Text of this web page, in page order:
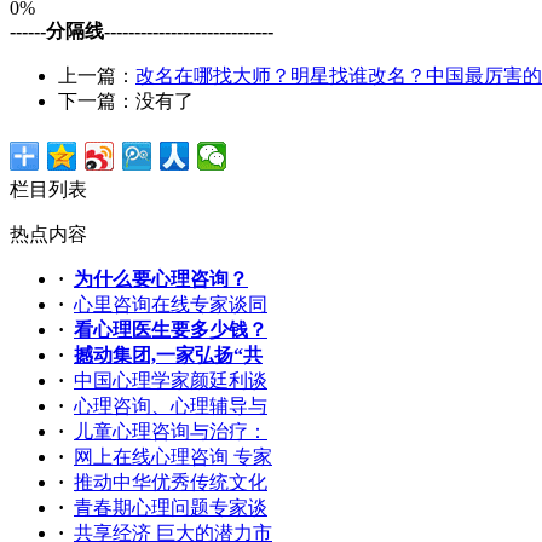
0%
------分隔线----------------------------
上一篇： 改名在哪找大师？明星找谁改名？中国最厉害
下一篇：没有了
栏目列表
热点内容
· 为什么要心理咨询？
· 心里咨询在线专家谈同
· 看心理医生要多少钱？
· 撼动集团,一家弘扬“共
· 中国心理学家颜廷利谈
· 心理咨询、心理辅导与
·
儿童心理咨询与治疗：
·
网上在线心理咨询 专家
· 推动中华优秀传统文化
· 青春期心理问题专家谈
· 共享经济 巨大的潜力市